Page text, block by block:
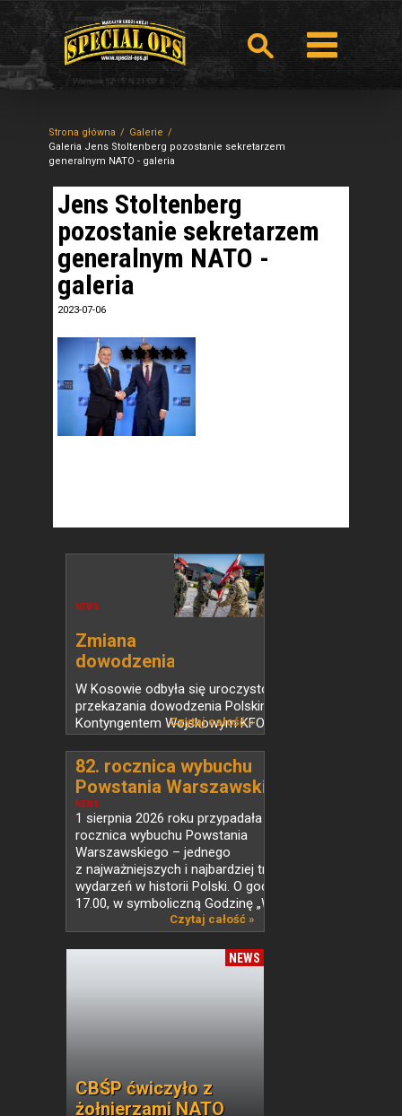
Strona główna
Galerie
Galeria Jens Stoltenberg pozostanie sekretarzem
generalnym NATO - galeria
Jens Stoltenberg
pozostanie sekretarzem
generalnym NATO -
galeria
2023-07-06
NEWS
Zmiana
dowodzenia
Polskim...
W Kosowie odbyła się uroczystość
przekazania dowodzenia Polskim
Kontyngentem Wojskowym KFOR.
Dowódcą LIV zmiany został płk Piotr
Ciapka, który przejął obowiązki od płk.
Łukasza Czacherskiego....
Czytaj całość »
NEWS
82. rocznica wybuchu
Powstania Warszawskiego
1 sierpnia 2026 roku przypadała 82.
rocznica wybuchu Powstania
Warszawskiego – jednego
z najważniejszych i najbardziej tragicznych
wydarzeń w historii Polski. O godzinie
17.00, w symboliczną Godzinę „W”, w...
Czytaj całość »
NEWS
CBŚP ćwiczyło z
żołnierzami NATO